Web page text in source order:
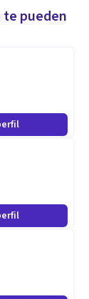
esto este
Con
humano,
te pueden